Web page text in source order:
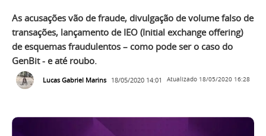
As acusações vão de fraude, divulgação de volume falso de
transações, lançamento de IEO (Initial exchange offering)
de esquemas fraudulentos – como pode ser o caso do
GenBit - e até roubo.
Lucas Gabriel Marins 18/05/2020 14:01 Atualizado 18/05/2020 16:28